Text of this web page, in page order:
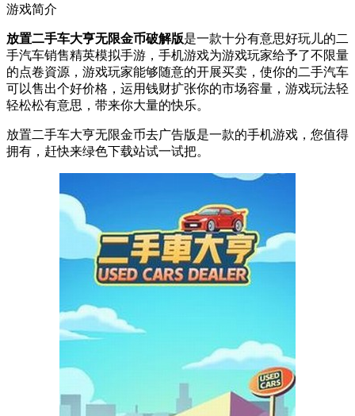
游戏简介
放置二手车大亨无限金币破解版是一款十分有意思好玩儿的二
手汽车销售精英模拟手游，手机游戏为游戏玩家给予了不限量
的点卷資源，游戏玩家能够随意的开展买卖，使你的二手汽车
可以售出个好价格，运用钱财扩张你的市场容量，游戏玩法轻
轻松松有意思，带来你大量的快乐。
放置二手车大亨无限金币去广告版是一款的手机游戏，您值得
拥有，赶快来绿色下载站试一试把。